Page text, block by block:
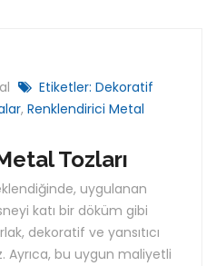
Etiketler: Dekoratif
, Renklendirici Metal
Tozları
uygulanan
katı bir döküm gibi
dekoratif ve yansıtıcı
bu uygun maliyetli